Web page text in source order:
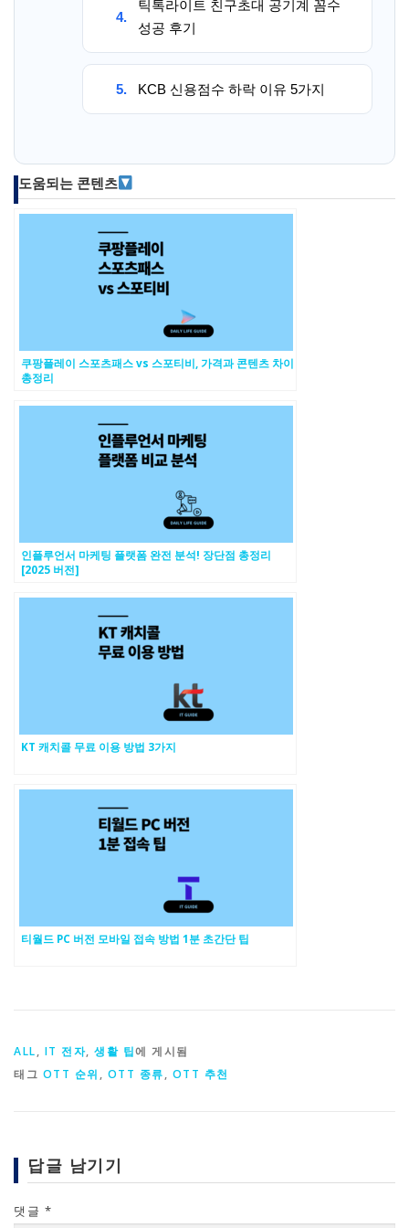
4.
틱톡라이트 친구초대 공기계 꼼수
성공 후기
5. KCB 신용점수 하락 이유 5가지
도움되는 콘텐츠
쿠팡플레이 스포츠패스 vs 스포티비, 가격과 콘텐츠 차이
총정리
인플루언서 마케팅 플랫폼 완전 분석! 장단점 총정리
[2025 버전]
KT 캐치콜 무료 이용 방법 3가지
티월드 PC 버전 모바일 접속 방법 1분 초간단 팁
ALL, IT 전자, 생활 팁에 게시됨
태그 OTT 순위 , OTT 종류, OTT 추천
답글 남기기
댓글 *